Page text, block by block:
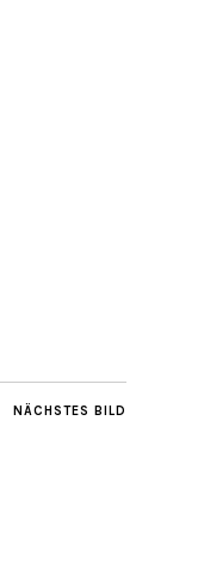
NÄCHSTES BILD